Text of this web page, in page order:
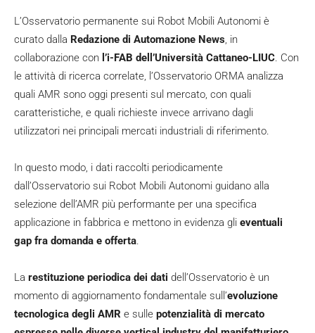
L’Osservatorio permanente sui Robot Mobili Autonomi è
curato dalla Redazione di Automazione News, in
collaborazione con l’i-FAB dell’Università Cattaneo-LIUC. Con
le attività di ricerca correlate, l’Osservatorio ORMA analizza
quali AMR sono oggi presenti sul mercato, con quali
caratteristiche, e quali richieste invece arrivano dagli
utilizzatori nei principali mercati industriali di riferimento.
In questo modo, i dati raccolti periodicamente
dall’Osservatorio sui Robot Mobili Autonomi guidano alla
selezione dell’AMR più performante per una specifica
applicazione in fabbrica e mettono in evidenza gli eventuali
gap fra domanda e offerta.
La restituzione periodica dei dati dell’Osservatorio è un
momento di aggiornamento fondamentale sull’evoluzione
tecnologica degli AMR e sulle potenzialità di mercato